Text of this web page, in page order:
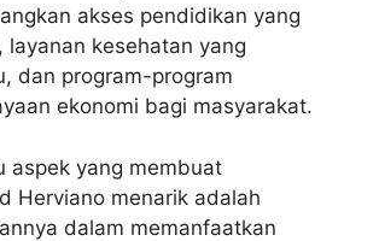
akses pendidikan yang
layanan kesehatan yang
dan program-program
ekonomi bagi masyarakat.
aspek yang membuat
Herviano menarik adalah
dalam memanfaatkan